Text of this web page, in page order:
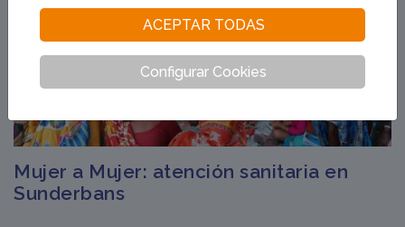
Mujer a Mujer: atención sanitaria en
Sunderbans
ACEPTAR TODAS
Configurar Cookies